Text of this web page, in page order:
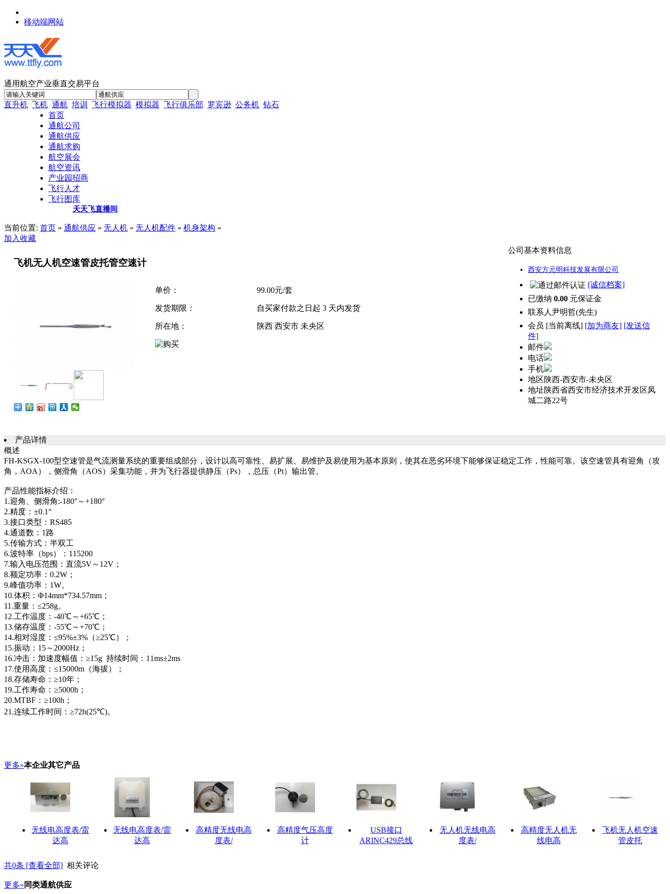
移动端网站
通用航空产业垂直交易平台
直升机 飞机 通航 培训 飞行模拟器 模拟器 飞行俱乐部 罗宾逊 公务机 钻石
首页
通航公司
通航供应
通航求购
航空展会
航空资讯
产业园招商
飞行人才
飞行图库
天天飞直播间
当前位置: 首页 » 通航供应 » 无人机 » 无人机配件 » 机身架构 »
加入收藏
飞机无人机空速管皮托管空速计
单价： 99.00元/套
发货期限： 自买家付款之日起 3 天内发货
所在地： 陕西 西安市 未央区
公司基本资料信息
西安方元明科技发展有限公司
[诚信档案]
已缴纳 0.00 元保证金
联系人 尹明哲(先生)
会员 [当前离线] [加为商友] [发送信
件]
邮件
电话
手机
地区陕西-西安市-未央区
地址陕西省西安市经济技术开发区凤
城二路22号
产品详情
概述
FH-KSGX-100型空速管是气流测量系统的重要组成部分，设计以高可靠性、易扩展、易维护及易使用为基本原则，使其在恶劣环境下能够保证稳定工作，性能可靠。该空速管具有迎角（攻
角，AOA），侧滑角（AOS）采集功能，并为飞行器提供静压（Ps），总压（Pt）输出管。
产品性能指标介绍：
1.迎角、侧滑角:-180°～+180°
2.精度：±0.1°
3.接口类型：RS485
4.通道数：1路
5.传输方式：半双工
6.波特率（bps）：115200
7.输入电压范围：直流5V～12V；
8.额定功率：0.2W；
9.峰值功率：1W。
10.体积：Φ14mm*734.57mm；
11.重量：≤258g。
12.工作温度：-40℃～+65℃；
13.储存温度：-55℃～+70℃；
14.相对湿度：≤95%±3%（≥25℃）；
15.振动：15～2000Hz；
16.冲击：加速度幅值：≥15g 持续时间：11ms±2ms
17.使用高度：≤15000m（海拔）；
18.存储寿命：≥10年；
19.工作寿命：≥5000h；
20.MTBF：≥100h；
21.连续工作时间：≥72h(25℃)。
更多»本企业其它产品
无线电高度表/雷
达高
无线电高度表/雷
达高
高精度无线电高
度表/
高精度气压高度
计
USB接口
ARINC429总线
无人机无线电高
度表/
高精度无人机无
线电高
飞机无人机空速
管皮托
共0条 [查看全部] 相关评论
更多» 同类通航供应